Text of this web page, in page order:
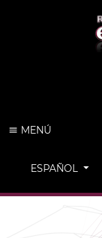
MENÚ
CAMBIAR EL
ESPAÑOL